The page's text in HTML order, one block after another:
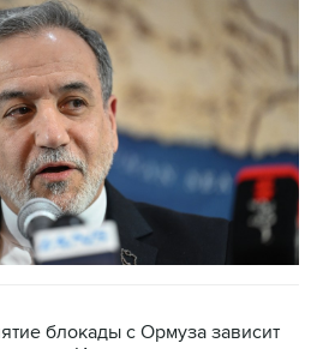
блокады с Ормуза зависит